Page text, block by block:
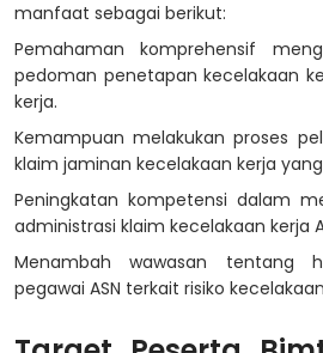
manfaat sebagai berikut:
Pemahaman komprehensif
pedoman penetapan kecelakaan
kerja.
Kemampuan melakukan proses
klaim jaminan kecelakaan kerja
Peningkatan kompetensi dalam
administrasi klaim kecelakaan kerja
Menambah wawasan tentang
pegawai ASN terkait risiko